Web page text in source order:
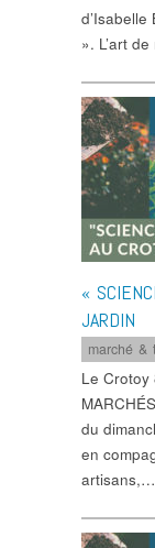
». L’art
«
JARDIN
marché &
Le Crotoy
du
en
artisans,…